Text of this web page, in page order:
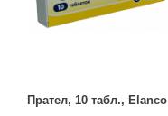
Прател, 10 табл., Elanco